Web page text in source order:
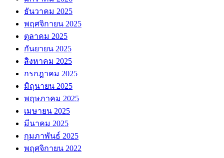
ธันวาคม 2025
พฤศจิกายน 2025
ตุลาคม 2025
กันยายน 2025
สิงหาคม 2025
กรกฎาคม 2025
มิถุนายน 2025
พฤษภาคม 2025
เมษายน 2025
มีนาคม 2025
กุมภาพันธ์ 2025
พฤศจิกายน 2022